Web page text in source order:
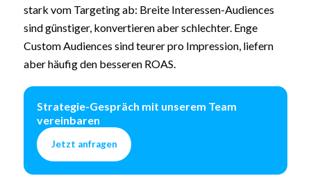
stark vom Targeting ab: Breite Interessen-Audiences
sind günstiger, konvertieren aber schlechter. Enge
Custom Audiences sind teurer pro Impression, liefern
aber häufig den besseren ROAS.
Strategie-Gespräch mit unserem Team
vereinbaren
Jetzt anfragen